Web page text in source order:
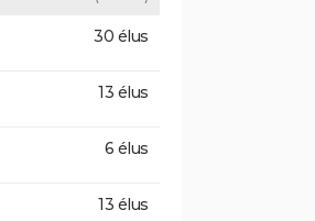
30 élus
13 élus
6 élus
13 élus